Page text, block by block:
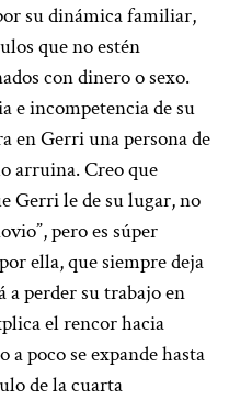
su dinámica familiar,
que no estén
con dinero o sexo.
e incompetencia de su
en Gerri una persona de
arruina. Creo que
Gerri le de su lugar, no
pero es súper
ella, que siempre deja
a perder su trabajo en
el rencor hacia
poco se expande hasta
de la cuarta